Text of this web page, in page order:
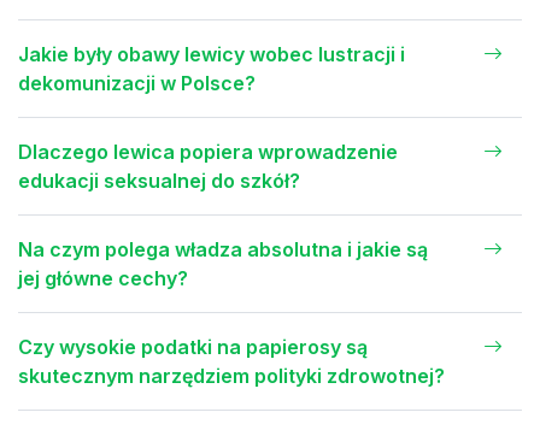
Jakie były obawy lewicy wobec lustracji i
dekomunizacji w Polsce?
Dlaczego lewica popiera wprowadzenie
edukacji seksualnej do szkół?
Na czym polega władza absolutna i jakie są
jej główne cechy?
Czy wysokie podatki na papierosy są
skutecznym narzędziem polityki zdrowotnej?